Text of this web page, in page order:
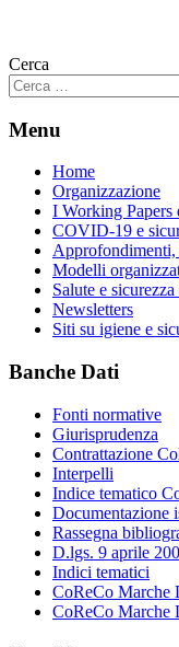
Cerca
Menu
Home
Organizzazione
I Working Papers
COVID-19 e
Approfondimenti,
Modelli
Salute e
Newsletters
Siti su igiene e
Banche Dati
Fonti normative
Giurisprudenza
Contrattazione
Interpelli
Indice tematico
Documentazione
Rassegna
D.lgs. 9 aprile
Indici tematici
CoReCo Marche
CoReCo Marche